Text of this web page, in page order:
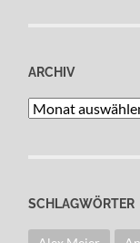
ARCHIV
Archiv
SCHLAGWÖRTER